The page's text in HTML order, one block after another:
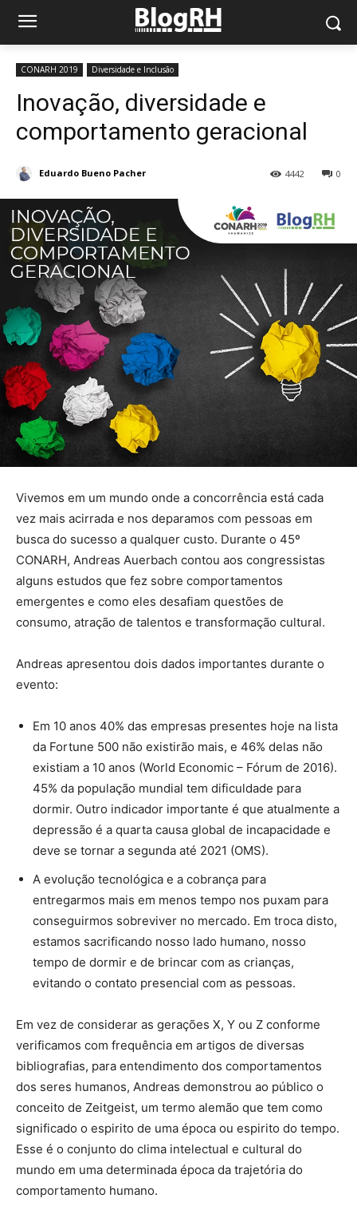
CONARH 2019 Diversidade e Inclusão
Inovação, diversidade e
comportamento geracional
Eduardo Bueno Pacher 0
4442
Vivemos em um mundo onde a concorrência está cada
vez mais acirrada e nos deparamos com pessoas em
busca do sucesso a qualquer custo. Durante o 45º
CONARH, Andreas Auerbach contou aos congressistas
alguns estudos que fez sobre comportamentos
emergentes e como eles desafiam questões de
consumo, atração de talentos e transformação cultural.
Andreas apresentou dois dados importantes durante o
evento:
Em 10 anos 40% das empresas presentes hoje na lista
da Fortune 500 não existirão mais, e 46% delas não
existiam a 10 anos (World Economic – Fórum de 2016).
45% da população mundial tem dificuldade para
dormir. Outro indicador importante é que atualmente a
depressão é a quarta causa global de incapacidade e
deve se tornar a segunda até 2021 (OMS).
A evolução tecnológica e a cobrança para
entregarmos mais em menos tempo nos puxam para
conseguirmos sobreviver no mercado. Em troca disto,
estamos sacrificando nosso lado humano, nosso
tempo de dormir e de brincar com as crianças,
evitando o contato presencial com as pessoas.
Em vez de considerar as gerações X, Y ou Z conforme
verificamos com frequência em artigos de diversas
bibliografias, para entendimento dos comportamentos
dos seres humanos, Andreas demonstrou ao público o
conceito de Zeitgeist, um termo alemão que tem como
significado o espirito de uma época ou espirito do tempo.
Esse é o conjunto do clima intelectual e cultural do
mundo em uma determinada época da trajetória do
comportamento humano.